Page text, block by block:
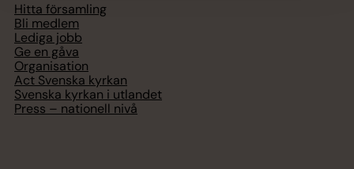
Hitta församling
Bli medlem
Lediga jobb
Ge en gåva
Organisation
Act Svenska kyrkan
Svenska kyrkan i utlandet
Press – nationell nivå